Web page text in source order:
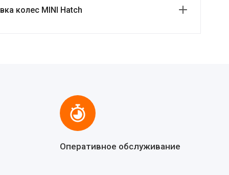
колес MINI Hatch
Оперативное обслуживание